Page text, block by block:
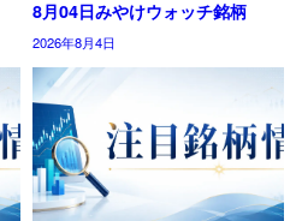
8月04日みやけウォッチ銘柄
2026年8月4日